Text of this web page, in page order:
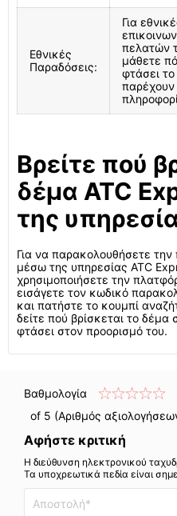
Εθνικές
Παραδόσεις:
Για
πελατών
μάθετε
φτάσει
παρέχουν
Βρείτε πού
δέμα ATC
της
Για να παρακολουθήσετε
μέσω της υπηρεσίας ATC
χρησιμοποιήσετε την
εισάγετε τον κωδικό
και πατήστε το κουμπί
δείτε πού βρίσκεται το
φτάσει στον προορισμό του.
Βαθμολογία
of 5 (Αριθμός
Αφήστε κριτική
Η διεύθυνση ηλεκτρονικού
Τα υποχρεωτικά πεδία είναι